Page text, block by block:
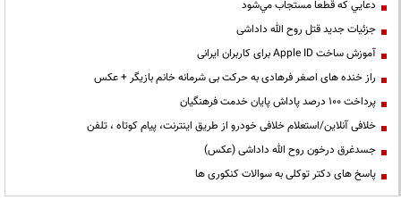
دعايي كه قطعا مستجاب مي‌شود
جزئیات جدید قتل روح الله داداشی
آموزش ساخت Apple ID برای کاربران ایرانی
راز خنده های اصغر فرهادی به حرکت بی شرمانه خانم بازیگر + عکس
پرداخت ۱۰۰ درصد پاداش پایان خدمت فرهنگیان
خلافی آنلاین/استعلام خلافی خودرو از طریق اینترنت، پیام کوتاه ، تلفن
جسدغرق درخون روح الله داداشی (عکس)
پاسخ های دکتر توکلی به سوالات کنکوری ها